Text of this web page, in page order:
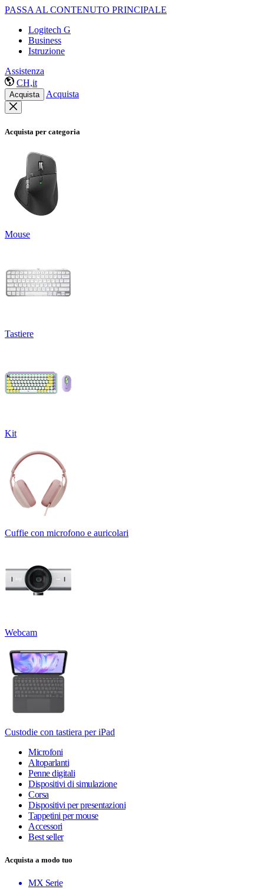
PASSA AL CONTENUTO PRINCIPALE
Logitech G
Business
Istruzione
Assistenza
CH,it
Acquista Acquista
Acquista per categoria
Mouse
Tastiere
Kit
Cuffie con microfono e auricolari
Webcam
Custodie con tastiera per iPad
Microfoni
Altoparlanti
Penne digitali
Dispositivi di simulazione
Corsa
Dispositivi per presentazioni
Tappetini per mouse
Accessori
Best seller
Acquista a modo tuo
MX Serie